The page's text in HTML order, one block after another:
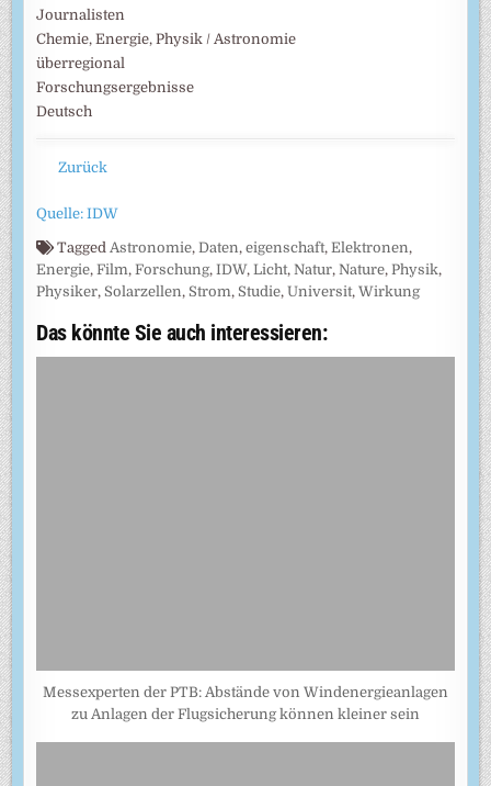
Journalisten
Chemie, Energie, Physik / Astronomie
überregional
Forschungsergebnisse
Deutsch
Zurück
Quelle: IDW
Tagged Astronomie, Daten,eigenschaft,Elektronen,
Energie,Film,Forschung,IDW,Licht, Natur, Nature, Physik,
Physiker, Solarzellen, Strom, Studie,Universit,Wirkung
Das könnte Sie auch interessieren:
Messexperten der PTB: Abstände von Windenergieanlagen
zu Anlagen der Flugsicherung können kleiner sein